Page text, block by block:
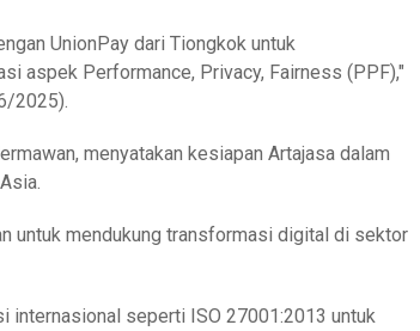
UnionPay dari Tiongkok untuk
aspek Performance, Privacy, Fairness (PPF),"
2025).
menyatakan kesiapan Artajasa dalam
untuk mendukung transformasi digital di sektor
internasional seperti ISO 27001:2013 untuk